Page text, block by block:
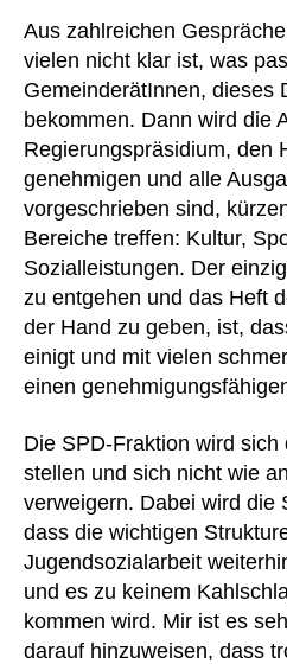
Aus zahlreichen
vielen nicht klar ist, was
GemeinderätInnen, dieses
bekommen. Dann wird die
Regierungspräsidium, den
genehmigen und alle
vorgeschrieben sind,
Bereiche treffen: Kultur,
Sozialleistungen. Der
zu entgehen und das Heft
der Hand zu geben, ist,
einigt und mit vielen
einen
Die SPD-Fraktion wird sich
stellen und sich nicht wie
verweigern. Dabei wird die
dass die wichtigen
Jugendsozialarbeit
und es zu keinem
kommen wird. Mir ist es
darauf hinzuweisen, dass